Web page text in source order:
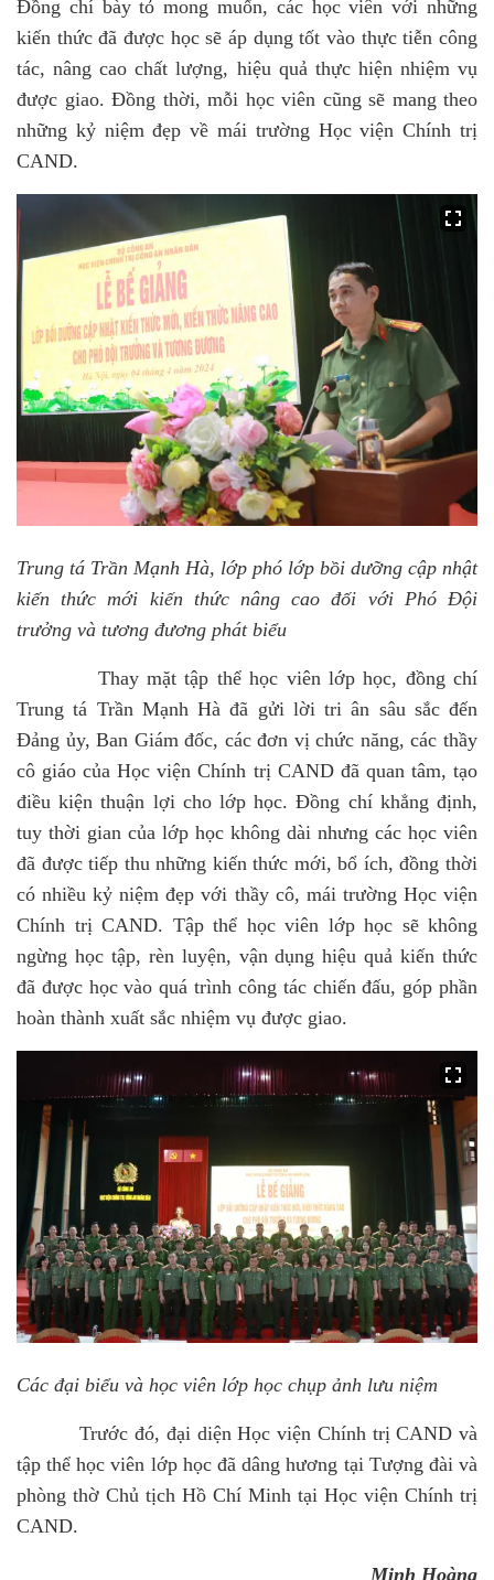
Đồng chí bày tỏ mong muốn, các học viên với những
kiến thức đã được học sẽ áp dụng tốt vào thực tiễn công
tác, nâng cao chất lượng, hiệu quả thực hiện nhiệm vụ
được giao. Đồng thời, mỗi học viên cũng sẽ mang theo
những kỷ niệm đẹp về mái trường Học viện Chính trị
CAND.
Trung tá Trần Mạnh Hà, lớp phó lớp bồi dưỡng cập nhật
kiến thức mới kiến thức nâng cao đối với Phó Đội
trưởng và tương đương phát biểu
Thay mặt tập thể học viên lớp học, đồng chí
Trung tá Trần Mạnh Hà đã gửi lời tri ân sâu sắc đến
Đảng ủy, Ban Giám đốc, các đơn vị chức năng, các thầy
cô giáo của Học viện Chính trị CAND đã quan tâm, tạo
điều kiện thuận lợi cho lớp học. Đồng chí khẳng định,
tuy thời gian của lớp học không dài nhưng các học viên
đã được tiếp thu những kiến thức mới, bổ ích, đồng thời
có nhiều kỷ niệm đẹp với thầy cô, mái trường Học viện
Chính trị CAND. Tập thể học viên lớp học sẽ không
ngừng học tập, rèn luyện, vận dụng hiệu quả kiến thức
đã được học vào quá trình công tác chiến đấu, góp phần
hoàn thành xuất sắc nhiệm vụ được giao.
Các đại biểu và học viên lớp học chụp ảnh lưu niệm
Trước đó, đại diện Học viện Chính trị CAND và
tập thể học viên lớp học đã dâng hương tại Tượng đài và
phòng thờ Chủ tịch Hồ Chí Minh tại Học viện Chính trị
CAND.
Minh Hoàng